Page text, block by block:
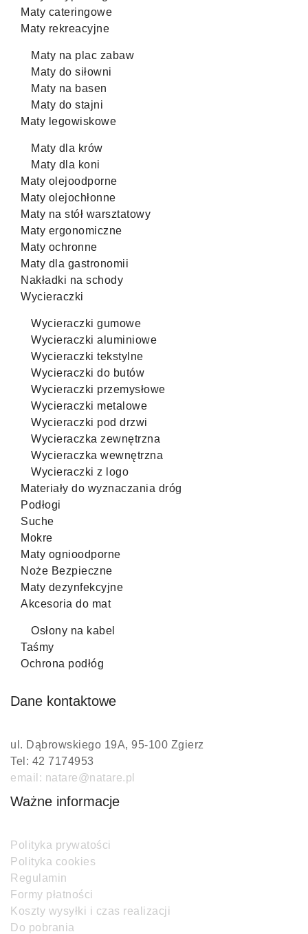
Maty cateringowe
Maty rekreacyjne
Maty na plac zabaw
Maty do siłowni
Maty na basen
Maty do stajni
Maty legowiskowe
Maty dla krów
Maty dla koni
Maty olejoodporne
Maty olejochłonne
Maty na stół warsztatowy
Maty ergonomiczne
Maty ochronne
Maty dla gastronomii
Nakładki na schody
Wycieraczki
Wycieraczki gumowe
Wycieraczki aluminiowe
Wycieraczki tekstylne
Wycieraczki do butów
Wycieraczki przemysłowe
Wycieraczki metalowe
Wycieraczki pod drzwi
Wycieraczka zewnętrzna
Wycieraczka wewnętrzna
Wycieraczki z logo
Materiały do wyznaczania dróg
Podłogi
Suche
Mokre
Maty ognioodporne
Noże Bezpieczne
Maty dezynfekcyjne
Akcesoria do mat
Osłony na kabel
Taśmy
Ochrona podłóg
Dane kontaktowe
ul. Dąbrowskiego 19A, 95-100 Zgierz
Tel: 42 7174953
email: natare@natare.pl
Ważne informacje
Polityka prywatości
Polityka cookies
Regulamin
Formy płatności
Koszty wysyłki i czas realizacji
Do pobrania